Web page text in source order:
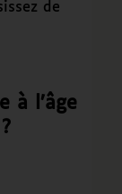
de
à l’âge